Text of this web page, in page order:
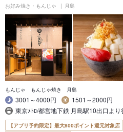
お好み焼き・もんじゃ 月島
もんじゃ もんじゃ焼き 月島
3001～4000円
1501～2000円
東京ﾒﾄﾛ/都営地下鉄 月島駅10出口よ
【アプリ予約限定】最大800ポイント還元対象店